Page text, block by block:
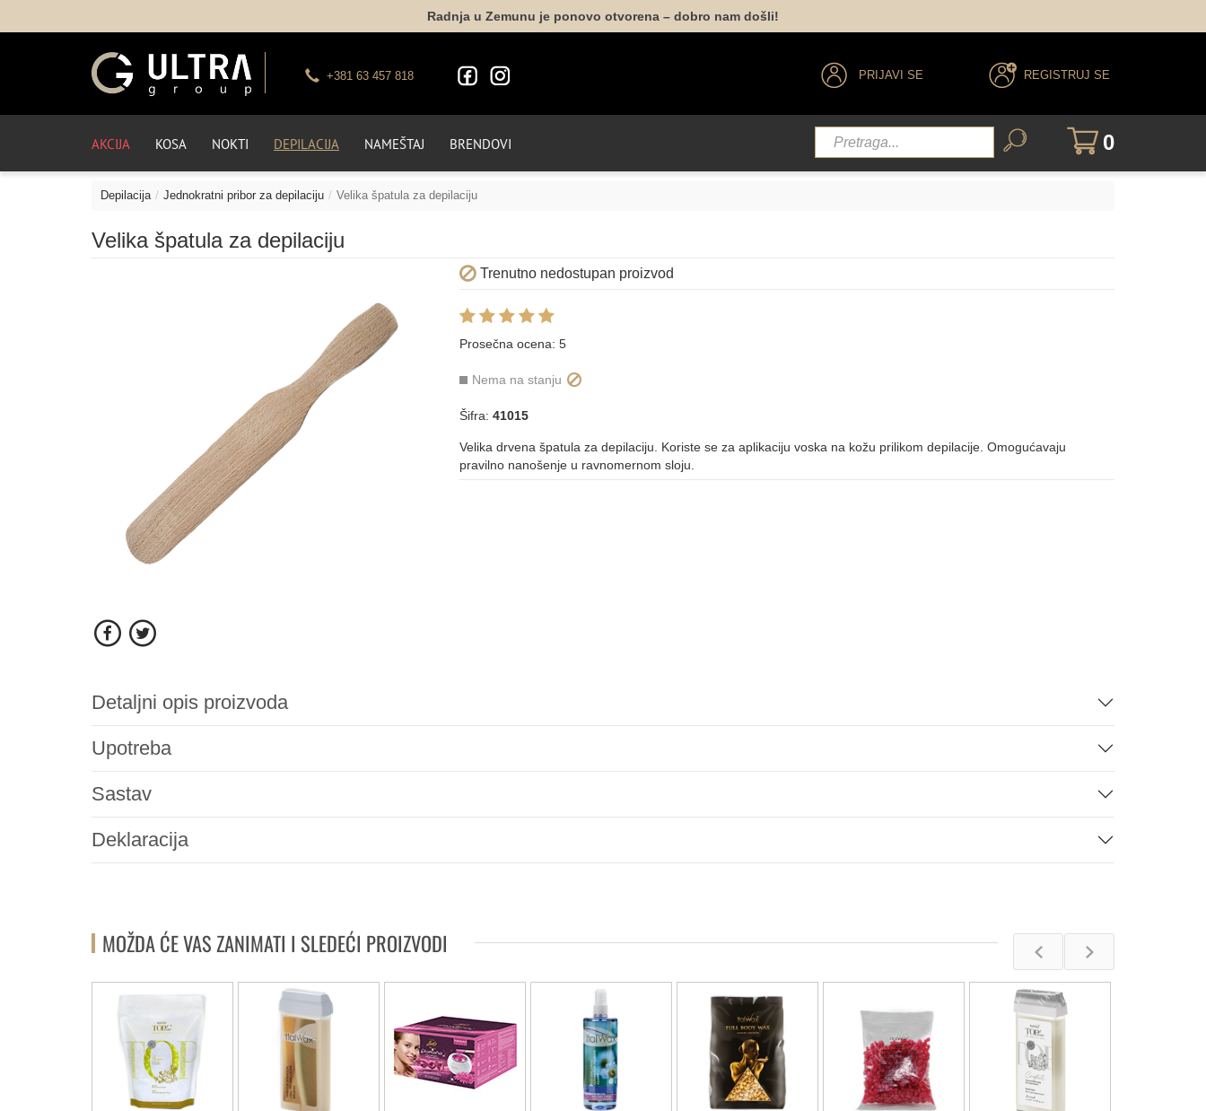
Radnja u Zemunu je ponovo otvorena – dobro nam došli!
+381 63 457 818 PRIJAVI SE REGISTRUJ SE
AKCIJA KOSA NOKTI DEPILACIJA NAMEŠTAJ BRENDOVI 0
Depilacija Jednokratni pribor za depilaciju Velika špatula za depilaciju
Velika špatula za depilaciju
Trenutno nedostupan proizvod
Prosečna ocena:5
Nema na stanju
Šifra:41015
Velika drvena špatula za depilaciju. Koriste se za aplikaciju voska na kožu prilikom depilacije. Omogućavaju
pravilno nanošenje u ravnomernom sloju.
Detaljni opis proizvoda
Upotreba
Sastav
Deklaracija
MOŽDA ĆE VAS ZANIMATI I SLEDEĆI PROIZVODI